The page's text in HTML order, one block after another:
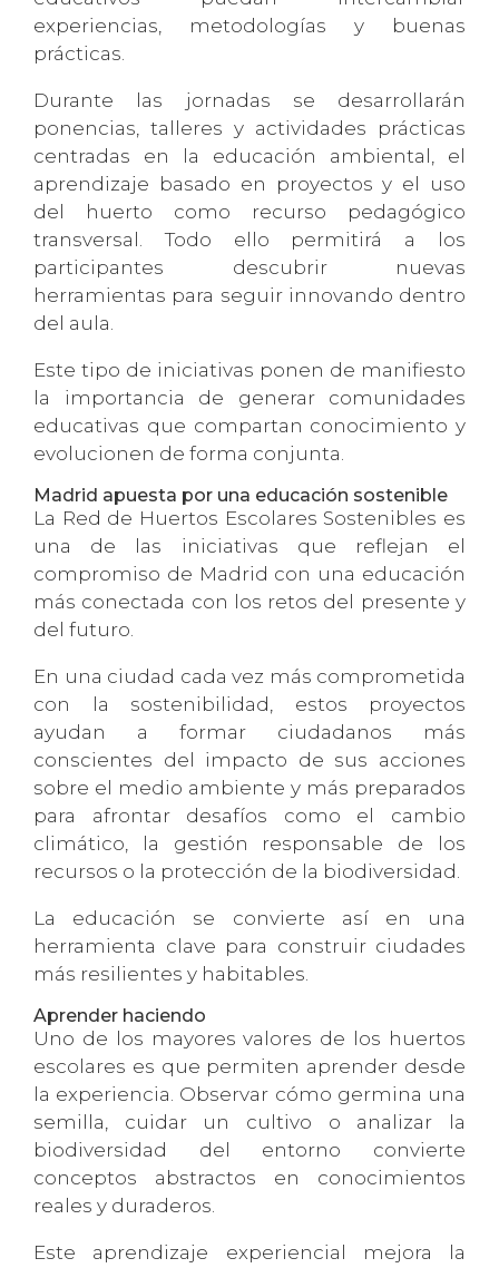
experiencias, metodologías y buenas
prácticas.
Durante las jornadas se desarrollarán
ponencias, talleres y actividades prácticas
centradas en la educación ambiental, el
aprendizaje basado en proyectos y el uso
del huerto como recurso pedagógico
transversal. Todo ello permitirá a los
participantes descubrir nuevas
herramientas para seguir innovando dentro
del aula.
Este tipo de iniciativas ponen de manifiesto
la importancia de generar comunidades
educativas que compartan conocimiento y
evolucionen de forma conjunta.
Madrid apuesta por una educación sostenible
La Red de Huertos Escolares Sostenibles es
una de las iniciativas que reflejan el
compromiso de Madrid con una educación
más conectada con los retos del presente y
del futuro.
En una ciudad cada vez más comprometida
con la sostenibilidad, estos proyectos
ayudan a formar ciudadanos más
conscientes del impacto de sus acciones
sobre el medio ambiente y más preparados
para afrontar desafíos como el cambio
climático, la gestión responsable de los
recursos o la protección de la biodiversidad.
La educación se convierte así en una
herramienta clave para construir ciudades
más resilientes y habitables.
Aprender haciendo
Uno de los mayores valores de los huertos
escolares es que permiten aprender desde
la experiencia. Observar cómo germina una
semilla, cuidar un cultivo o analizar la
biodiversidad del entorno convierte
conceptos abstractos en conocimientos
reales y duraderos.
Este aprendizaje experiencial mejora la